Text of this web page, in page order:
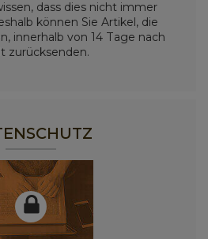
dass dies nicht immer
können Sie Artikel, die
innerhalb von 14 Tage nach
zurücksenden.